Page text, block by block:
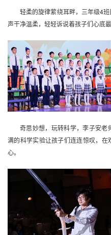
轻柔的旋律萦绕耳畔，三年级4
声干净温柔，轻轻诉说着孩子们心底最
奇思妙想，玩转科学，李子安
满的科学实验让孩子们连连惊叹，
心。